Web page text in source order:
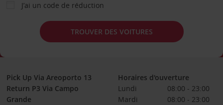
J’ai un code de réduction
TROUVER DES VOITURES
Pick Up Via Areoporto 13
Return P3 Via Campo
Grande
Horaires d'ouverture
Lundi
08:00 - 23:00
Mardi
08:00 - 23:00